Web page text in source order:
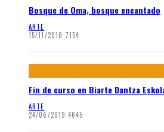
Bosque de Oma, bosque encantado
ARTE
15/11/2010 7154
Fin de curso en Biarte Dantza
ARTE
24/06/2019 4645